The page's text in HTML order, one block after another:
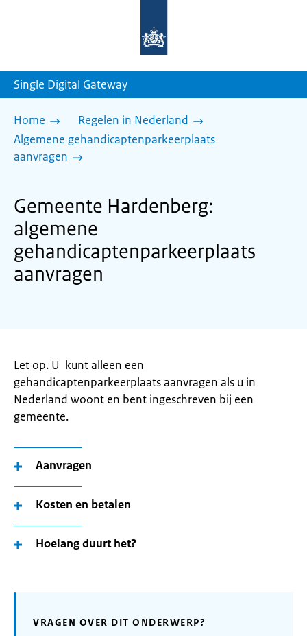
homepage
Single Digital Gateway
Home
Regelen in Nederland
Algemene gehandicaptenparkeerplaats
aanvragen
Gemeente Hardenberg:
algemene
gehandicaptenparkeerplaats
aanvragen
Let op. U kunt alleen een
gehandicaptenparkeerplaats aanvragen als u in
Nederland woont en bent ingeschreven bij een
gemeente.
Aanvragen
Kosten en betalen
Hoelang duurt het?
VRAGEN OVER DIT ONDERWERP?